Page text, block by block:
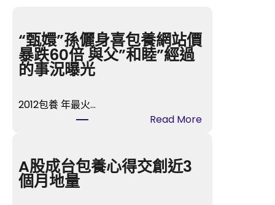
“甄嬛”孫儷身喜包養網站價
暴跌60倍 與父”和睦”經過
的事況曝光
2012包養 年最火…
Read More:
A股成台包養心得交創近3
個月地量